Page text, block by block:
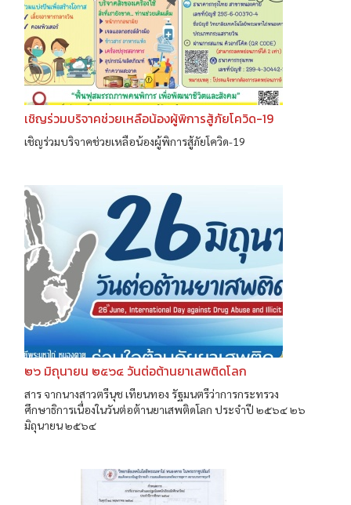
เชิญร่วมบริจาคช่วยเหลือน้องผู้พิการสู้ภัยโควิด-19
เชิญร่วมบริจาคช่วยเหลือน้องผู้พิการสู้ภัยโควิด-19
๒๖ มิถุนายน ๒๕๖๔ วันต่อต้านยาเสพติดโลก
สาร จากนางสาวตรีนุช เทียนทอง รัฐมนตรีว่าการกระทรวง
ศึกษาธิการเนื่องในวันต่อต้านยาเสพติดโลก ประจำปี ๒๕๖๔ ๒๖
มิถุนายน ๒๕๖๔